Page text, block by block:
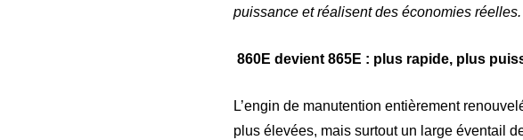
puissance et réalisent des économies réelles.
860E devient 865E : plus rapide, plus
L’engin de manutention entièrement
plus élevées, mais surtout un large éventail